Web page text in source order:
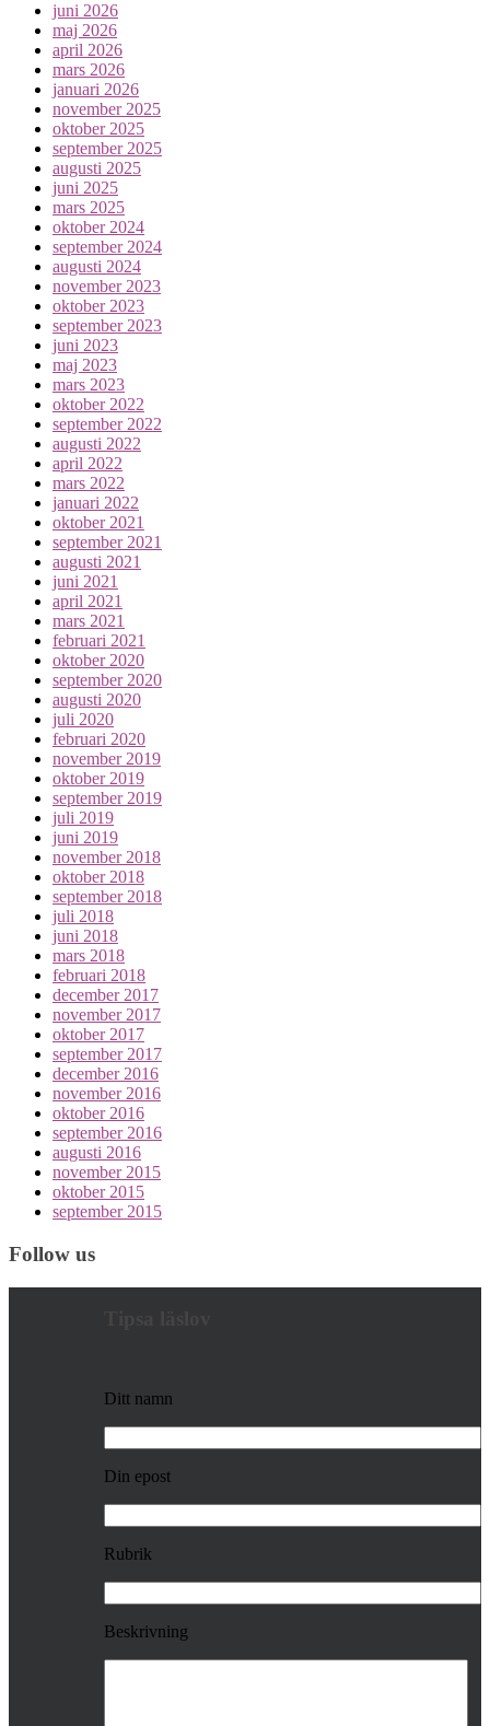
juni 2026
maj 2026
april 2026
mars 2026
januari 2026
november 2025
oktober 2025
september 2025
augusti 2025
juni 2025
mars 2025
oktober 2024
september 2024
augusti 2024
november 2023
oktober 2023
september 2023
juni 2023
maj 2023
mars 2023
oktober 2022
september 2022
augusti 2022
april 2022
mars 2022
januari 2022
oktober 2021
september 2021
augusti 2021
juni 2021
april 2021
mars 2021
februari 2021
oktober 2020
september 2020
augusti 2020
juli 2020
februari 2020
november 2019
oktober 2019
september 2019
juli 2019
juni 2019
november 2018
oktober 2018
september 2018
juli 2018
juni 2018
mars 2018
februari 2018
december 2017
november 2017
oktober 2017
september 2017
december 2016
november 2016
oktober 2016
september 2016
augusti 2016
november 2015
oktober 2015
september 2015
Follow us
Ditt namn
Din epost
Rubrik
Beskrivning